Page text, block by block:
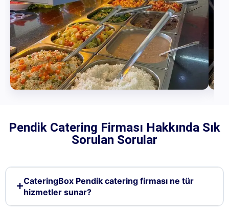
Pendik Catering Firması Hakkında Sık
Sorulan Sorular
CateringBox Pendik catering firması ne tür
hizmetler sunar?